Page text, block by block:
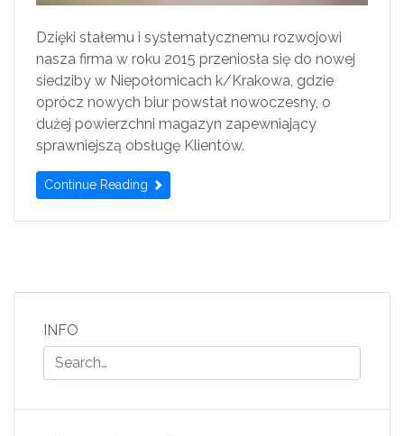
Dzięki stałemu i systematycznemu rozwojowi
nasza firma w roku 2015 przeniosła się do nowej
siedziby w Niepołomicach k/Krakowa, gdzie
oprócz nowych biur powstał nowoczesny, o
dużej powierzchni magazyn zapewniający
sprawniejszą obsługę Klientów.
Continue Reading
INFO